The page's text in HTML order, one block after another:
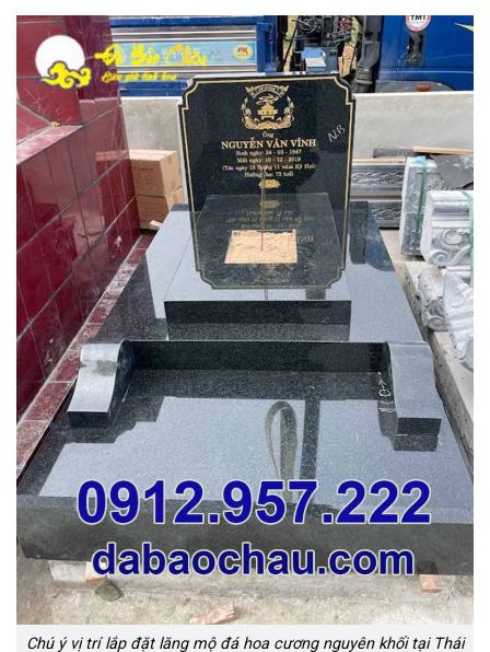
Chú ý vị trí lắp đặt lăng mộ đá hoa cương nguyên khối tại Thái